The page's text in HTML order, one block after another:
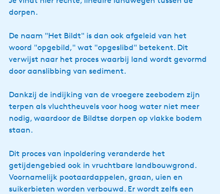
dorpen.
De naam "Het Bildt" is dan ook afgeleid van het
woord "opgebild," wat "opgeslibd" betekent. Dit
verwijst naar het proces waarbij land wordt gevormd
door aanslibbing van sediment.
Dankzij de indijking van de vroegere zeebodem zijn
terpen als vluchtheuvels voor hoog water niet meer
nodig, waardoor de Bildtse dorpen op vlakke bodem
staan.
Dit proces van inpoldering veranderde het
getijdengebied ook in vruchtbare landbouwgrond.
Voornamelijk pootaardappelen, graan, uien en
suikerbieten worden verbouwd. Er wordt zelfs een